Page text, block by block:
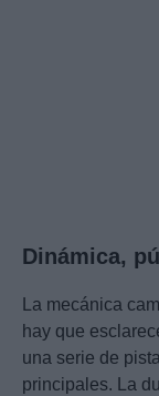
Dinámica,
La mecánica
hay que
una serie de
principales. La